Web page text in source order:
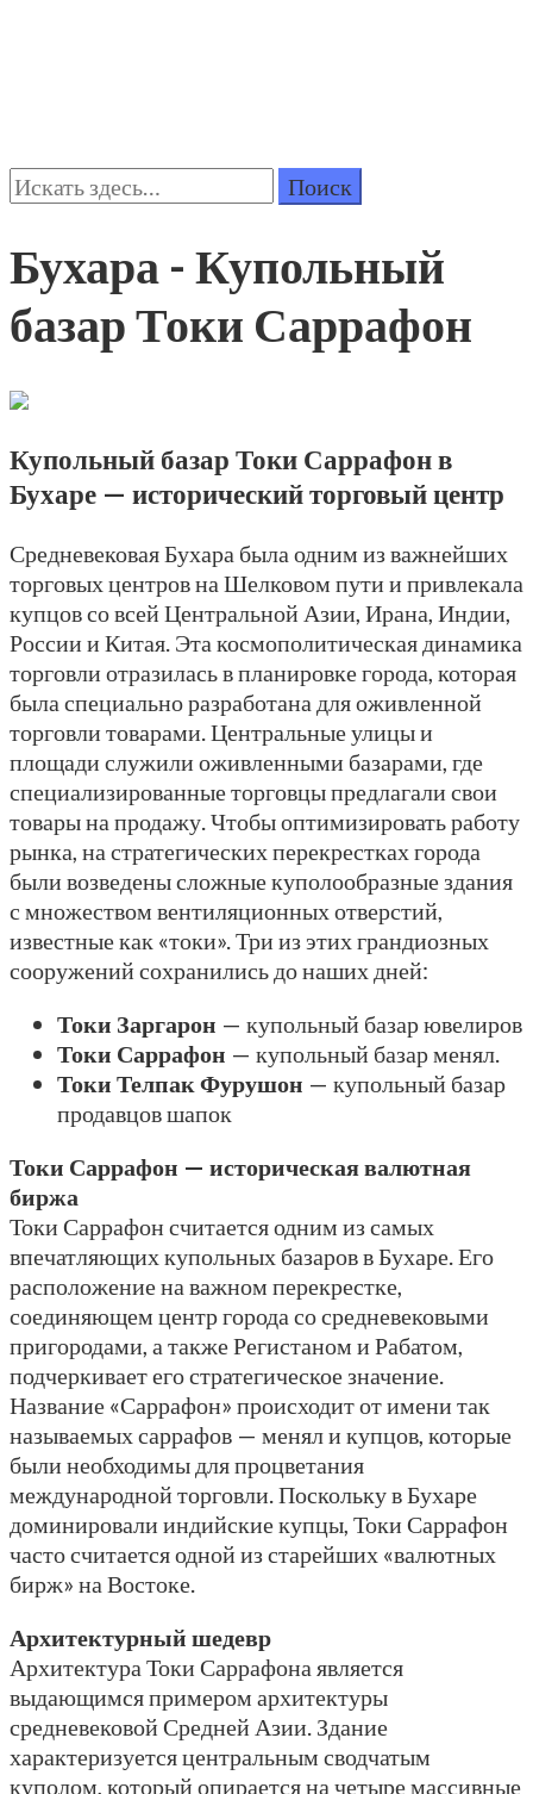
Поиск:
Бухара - Купольный
базар Токи Саррафон
Купольный базар Токи Саррафон в
Бухаре — исторический торговый центр
Средневековая Бухара была одним из важнейших
торговых центров на Шелковом пути и привлекала
купцов со всей Центральной Азии, Ирана, Индии,
России и Китая. Эта космополитическая динамика
торговли отразилась в планировке города, которая
была специально разработана для оживленной
торговли товарами. Центральные улицы и
площади служили оживленными базарами, где
специализированные торговцы предлагали свои
товары на продажу. Чтобы оптимизировать работу
рынка, на стратегических перекрестках города
были возведены сложные куполообразные здания
с множеством вентиляционных отверстий,
известные как «токи». Три из этих грандиозных
сооружений сохранились до наших дней:
Токи Заргарон — купольный базар ювелиров
Токи Саррафон — купольный базар менял.
Токи Телпак Фурушон — купольный базар
продавцов шапок
Токи Саррафон — историческая валютная
биржа
Токи Саррафон считается одним из самых
впечатляющих купольных базаров в Бухаре. Его
расположение на важном перекрестке,
соединяющем центр города со средневековыми
пригородами, а также Регистаном и Рабатом,
подчеркивает его стратегическое значение.
Название «Саррафон» происходит от имени так
называемых саррафов — менял и купцов, которые
были необходимы для процветания
международной торговли. Поскольку в Бухаре
доминировали индийские купцы, Токи Саррафон
часто считается одной из старейших «валютных
бирж» на Востоке.
Архитектурный шедевр
Архитектура Токи Саррафона является
выдающимся примером архитектуры
средневековой Средней Азии. Здание
характеризуется центральным сводчатым
куполом, который опирается на четыре массивные